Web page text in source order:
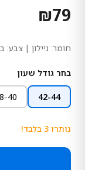
₪79
חומר: ניילון | צבע:
בחר גודל שעון
42-44
40
נותרו 3 בלבד!